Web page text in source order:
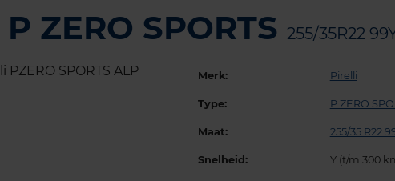
ZERO SPORTS 255/35R22
Merk: Pirelli
Type: P ZERO
Maat: 255/35 R22
Snelheid: Y (t/m 300